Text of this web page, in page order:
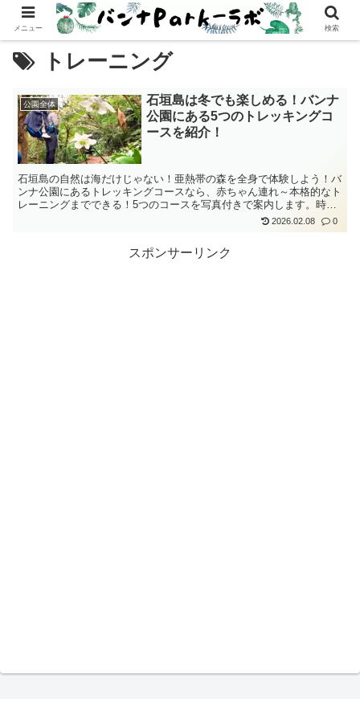
トレーニング
公園全体
石垣島は冬でも楽しめる！バンナ
公園にある5つのトレッキングコ
ースを紹介！
石垣島の自然は海だけじゃない！亜熱帯の森を全身で体験しよう！バ
ンナ公園にあるトレッキングコースなら、赤ちゃん連れ～本格的なト
レーニングまでできる！5つのコースを写真付きで案内します。時間
2026.02.08 0
スポンサーリンク
メニュー 検索